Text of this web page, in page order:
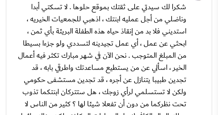
شكرا لك سيدتي على ثقتك بموقع حلوها . لا تسكتي أبدا
وناضلي من أجل عمليه ابنتك ، اذهبي للجمعيات الخيريه ،
استديني فلا بد من إنقاذ حياه هذه الطفلة البريئة بأي ثمن ،
ابحثي عن عمل ، أي عمل تجيدينه لتسددي ولو جزءا بسيطا
من المبلغ المتوجب . نحن الآن في شهر مبارك تكثر فيه أعمال
الخير ، اسألي عن من يستطيع مساعدتك واطرقي بابه ، قد
تجدين طبيبا يتنازل عن أجره ، قد تجدين مستشفى حكومي
ولكن لا تستسلمي لرأي زوجك ، هل ستتركان ابنتكما تذوب
تحت نظركما من دون أن تفعلا شيئا لها ؟ كثير من الناس لا